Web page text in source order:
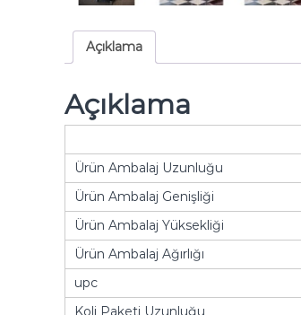
Açıklama
Açıklama
Ürün Ambalaj Uzunluğu
Ürün Ambalaj Genişliği
Ürün Ambalaj Yüksekliği
Ürün Ambalaj Ağırlığı
upc
Koli Paketi Uzunluğu